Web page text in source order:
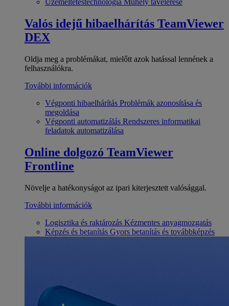
Valós idejű hibaelhárítás TeamViewer
DEX
Oldja meg a problémákat, mielőtt azok hatással lennének a
felhasználókra.
További információk
Végponti hibaelhárítás Problémák azonosítása és
megoldása
Végponti automatizálás Rendszeres informatikai
feladatok automatizálása
Online dolgozó TeamViewer
Frontline
Növelje a hatékonyságot az ipari kiterjesztett valósággal.
További információk
Logisztika és raktározás Kézmentes anyagmozgatás
Képzés és betanítás Gyors betanítás és továbbképzés